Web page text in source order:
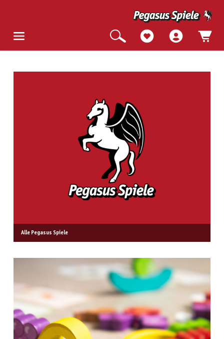
Alle Pegasus Spiele